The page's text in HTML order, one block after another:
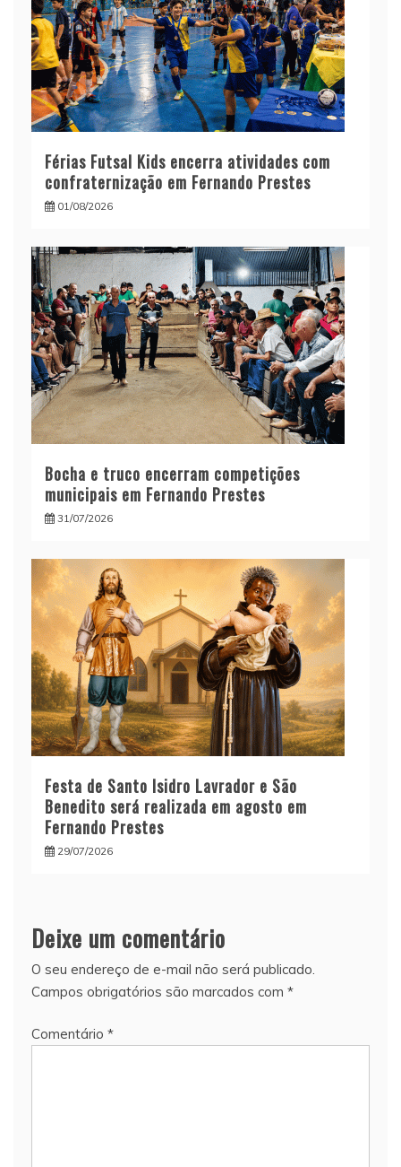
Férias Futsal Kids encerra atividades com
confraternização em Fernando Prestes
01/08/2026
Bocha e truco encerram competições
municipais em Fernando Prestes
31/07/2026
Festa de Santo Isidro Lavrador e São
Benedito será realizada em agosto em
Fernando Prestes
29/07/2026
Deixe um comentário
O seu endereço de e-mail não será publicado.
Campos obrigatórios são marcados com *
Comentário *